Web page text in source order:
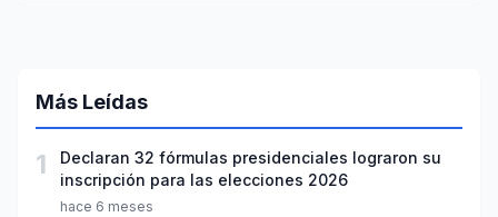
Más Leídas
1
Declaran 32 fórmulas presidenciales lograron su
inscripción para las elecciones 2026
hace 6 meses